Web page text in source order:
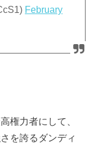
February
権力者にして、
を誇るダンディ